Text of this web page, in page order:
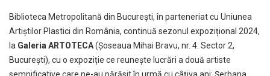
Biblioteca Metropolitană din București, în parteneriat cu Uniunea
Artiștilor Plastici din România, continuă sezonul expozițional 2024,
la Galeria ARTOTECA(Șoseaua Mihai Bravu, nr. 4. Sector 2,
București), cu o expoziție ce reunește lucrări a două artiste